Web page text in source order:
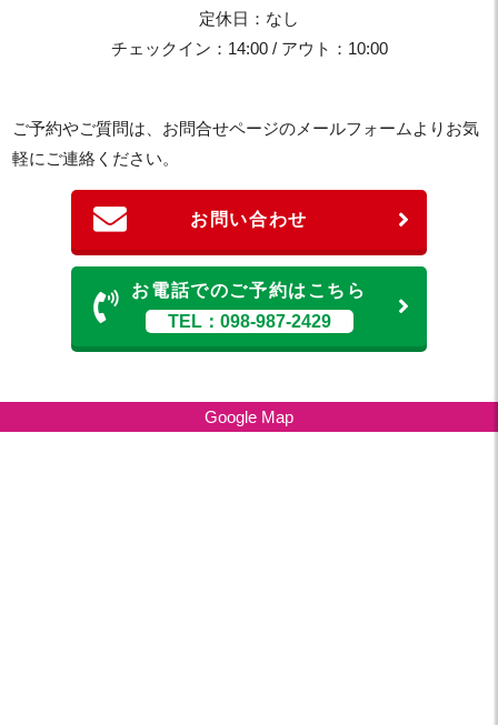
定休日：なし
チェックイン：14:00 / アウト：10:00
ご予約やご質問は、お問合せページのメールフォームよりお気
軽にご連絡ください。
お問い合わせ
お電話でのご予約はこちら
TEL：098-987-2429
Google Map